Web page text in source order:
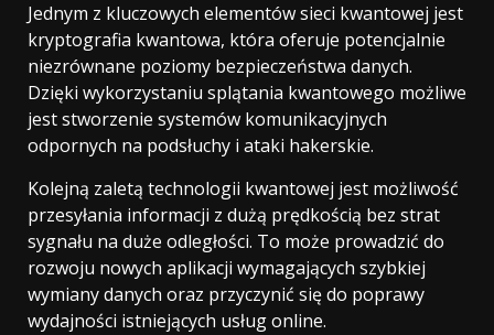
Jednym z kluczowych elementów sieci kwantowej jest
kryptografia kwantowa, która oferuje potencjalnie
niezrównane poziomy bezpieczeństwa danych.
Dzięki wykorzystaniu splątania kwantowego możliwe
jest stworzenie systemów komunikacyjnych
odpornych na podsłuchy i ataki hakerskie.
Kolejną zaletą technologii kwantowej jest możliwość
przesyłania informacji z dużą prędkością bez strat
sygnału na duże odległości. To może prowadzić do
rozwoju nowych aplikacji wymagających szybkiej
wymiany danych oraz przyczynić się do poprawy
wydajności istniejących usług online.